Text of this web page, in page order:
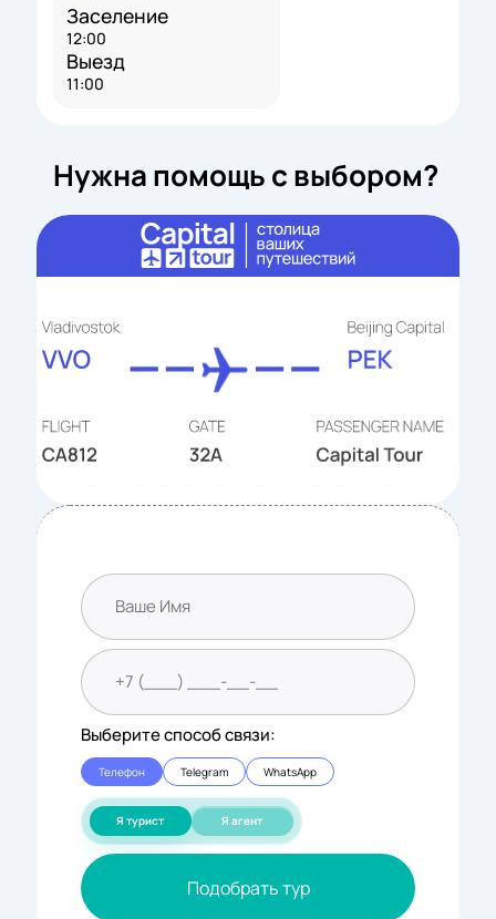
Заселение
12:00
Выезд
11:00
Нужна помощь с выбором?
Выберите способ связи:
Телефон Telegram WhatsApp
Я турист Я агент
Подобрать тур